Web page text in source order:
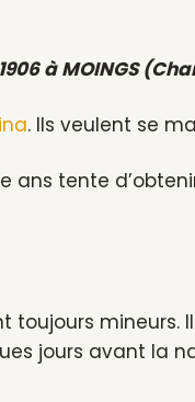
à MOINGS
. Ils veulent se
ans tente
toujours
jours avant la